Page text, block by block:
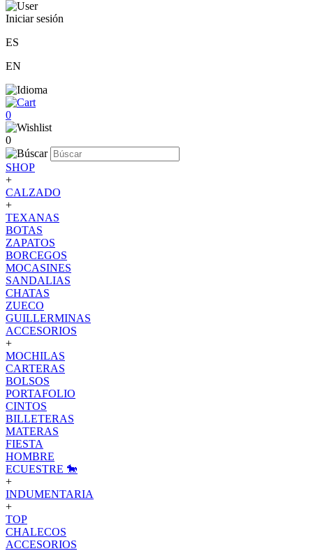
Iniciar sesión
ES
EN
0
0
SHOP
+
CALZADO
+
TEXANAS
BOTAS
ZAPATOS
BORCEGOS
MOCASINES
SANDALIAS
CHATAS
ZUECO
GUILLERMINAS
ACCESORIOS
+
MOCHILAS
CARTERAS
BOLSOS
PORTAFOLIO
CINTOS
BILLETERAS
MATERAS
FIESTA
HOMBRE
ECUESTRE 🐎
+
INDUMENTARIA
+
TOP
CHALECOS
ACCESORIOS